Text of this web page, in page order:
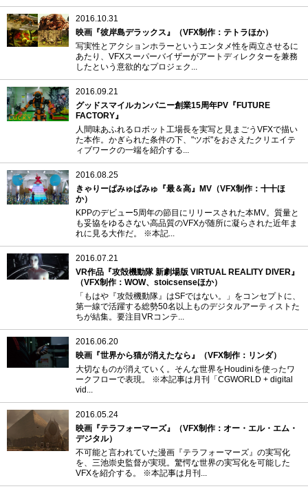
2016.10.31
映画『彼岸島デラックス』（VFX制作：テトラほか）
写実性とアクションホラーというエンタメ性を両立させるに
あたり、VFXスーパーバイザーがアートディレクターを兼務
したという意欲的なプロジェク...
2016.09.21
グッドスマイルカンパニー創業15周年PV『FUTURE
FACTORY』
人間味あふれるロボット工場長を実写と見まごうVFXで描い
た本作。かぎられた条件の下、"ツボ"をおさえたクリエイテ
ィブワークの一端を紹介する...
2016.08.25
きゃりーぱみゅぱみゅ『最＆高』MV（VFX制作：十十ほ
か）
KPPのデビュー5周年の節目にリリースされた本MV。質量と
も妥協をゆるさない高品質のVFXが随所に凝らされた近年ま
れに見る大作だ。 ※本記...
2016.07.21
VR作品『攻殻機動隊 新劇場版 VIRTUAL REALITY DIVER』
（VFX制作：WOW、stoicsenseほか）
「もはや『攻殻機動隊』はSFではない。」をコンセプトに、
第一線で活躍する総勢50名以上ものデジタルアーティストた
ちが結集。要注目VRコンテ...
2016.06.20
映画『世界から猫が消えたなら』（VFX制作：リンダ）
大切なものが消えていく。そんな世界をHoudiniを使ったワ
ークフローで表現。 ※本記事は月刊「CGWORLD + digital
vid...
2016.05.24
映画『テラフォーマーズ』（VFX制作：オー・エル・エム・
デジタル）
不可能と言われていた漫画『テラフォーマーズ』の実写化
を、三池崇史監督が実現。驚愕な世界の実写化を可能した
VFXを紹介する。 ※本記事は月刊...